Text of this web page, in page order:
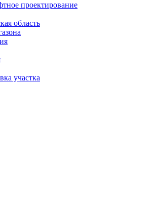
проектирование
область
участка